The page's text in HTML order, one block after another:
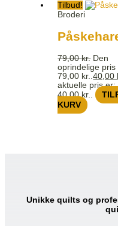
Tilbud!
Broderi
79,00kr. Den
oprindelige pris
79,00 kr..40,00
aktuelle pris er:
40,00 kr..
KURV
Unikke quilts og